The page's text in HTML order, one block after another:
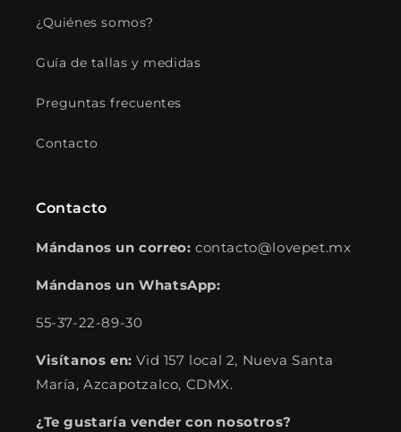
¿Quiénes somos?
Guía de tallas y medidas
Preguntas frecuentes
Contacto
Contacto
Mándanos un correo: contacto@lovepet.mx
Mándanos un WhatsApp:
55-37-22-89-30
Visítanos en:Vid 157 local 2, Nueva Santa
María, Azcapotzalco, CDMX.
¿Te gustaría vender con nosotros?